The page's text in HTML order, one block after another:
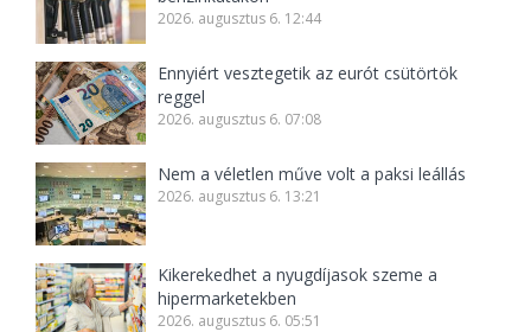
2026. augusztus 6. 12:44
Ennyiért vesztegetik az eurót csütörtök
reggel
2026. augusztus 6. 07:08
Nem a véletlen műve volt a paksi leállás
2026. augusztus 6. 13:21
Kikerekedhet a nyugdíjasok szeme a
hipermarketekben
2026. augusztus 6. 05:51